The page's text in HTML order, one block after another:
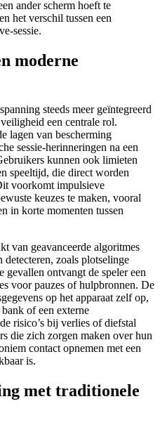
ander scherm hoeft te
het verschil tussen een
sessie.
moderne
steeds meer geïntegreerd
een centrale rol.
lagen van bescherming
sessie-herinneringen na een
kunnen ook limieten
speeltijd, die direct worden
voorkomt impulsieve
keuzes te maken, vooral
in korte momenten tussen
van geavanceerde algoritmes
zoals plotselinge
ontvangt de speler een
voor pauzes of hulpbronnen. De
op het apparaat zelf op,
of een externe
risico’s bij verlies of diefstal
die zich zorgen maken over hun
contact opnemen met een
is.
met traditionele